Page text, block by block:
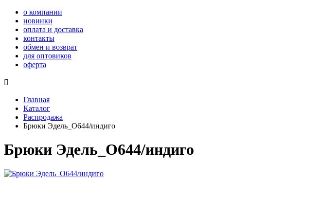
о компании
новинки
оплата и доставка
контакты
обмен и возврат
для оптовиков
оферта

Главная
Каталог
Распродажа
Брюки Эдель_О644/индиго
Брюки Эдель_О644/индиго